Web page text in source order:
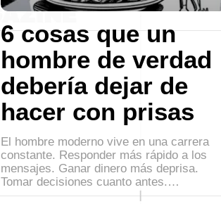
6 cosas que un
hombre de verdad
debería dejar de
hacer con prisas
El hombre moderno vive en una carrera
constante. Responder más rápido a los
mensajes. Ganar dinero más deprisa.
Tomar decisiones cuanto antes.…